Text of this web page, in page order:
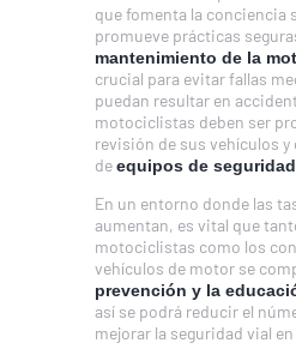
que fomenta la conciencia
promueve prácticas
mantenimiento de la
crucial para evitar fallas
puedan resultar en
motociclistas deben ser
revisión de sus vehículos y
deequipos de seguridad
En un entorno donde las
aumentan, es vital que
motociclistas como los
vehículos de motor se
prevención y la
así se podrá reducir el
mejorar la seguridad vial